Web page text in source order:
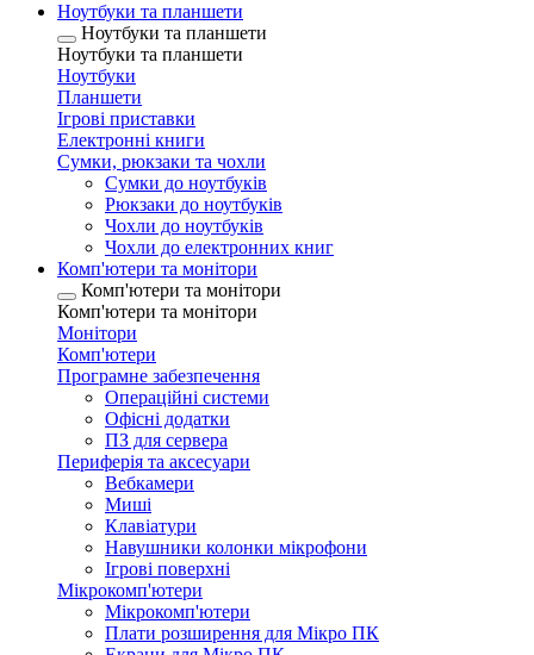
Ноутбуки та планшети
Ноутбуки та планшети
Ноутбуки та планшети
Ноутбуки
Планшети
Ігрові приставки
Електронні книги
Сумки, рюкзаки та чохли
Сумки до ноутбуків
Рюкзаки до ноутбуків
Чохли до ноутбуків
Чохли до електронних книг
Комп'ютери та монітори
Комп'ютери та монітори
Комп'ютери та монітори
Монітори
Комп'ютери
Програмне забезпечення
Операційні системи
Офісні додатки
ПЗ для сервера
Периферія та аксесуари
Вебкамери
Миші
Клавіатури
Навушники колонки мікрофони
Ігрові поверхні
Мікрокомп'ютери
Мікрокомп'ютери
Плати розширення для Мікро ПК